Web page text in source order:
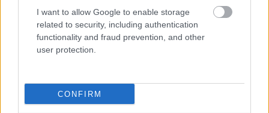
I want to allow Google to enable storage
related to security, including authentication
functionality and fraud prevention, and other
user protection.
CONFIRM
på bar
gärni
ng –
hela
laget
2
at
stann
ade
två
r – nu
är
3
amme
t för
längd
skids
ges
lag
till 10
5
sista